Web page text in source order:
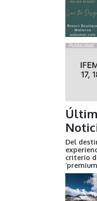
Publicidad
Del
criterio